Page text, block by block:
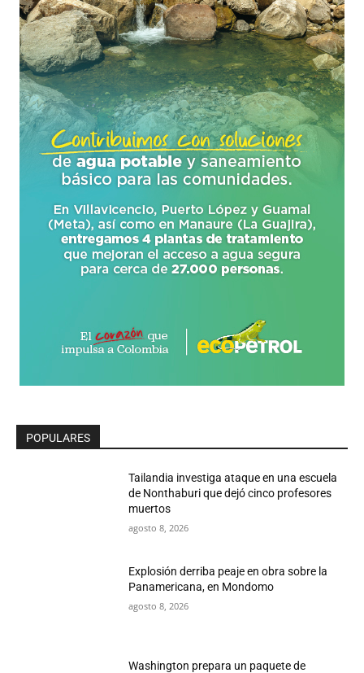
POPULARES
Tailandia investiga ataque en una escuela
de Nonthaburi que dejó cinco profesores
muertos
agosto 8, 2026
Explosión derriba peaje en obra sobre la
Panamericana, en Mondomo
agosto 8, 2026
Washington prepara un paquete de